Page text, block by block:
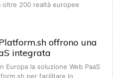
oltre 200 realtà europee
offrono una
integrata
Europa la soluzione Web PaaS
per facilitare lo